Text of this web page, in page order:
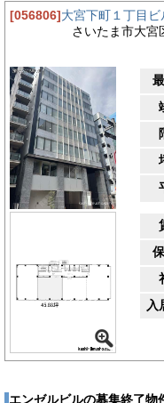
[056806]大宮下町１丁目ビ
さいたま市大宮
入
エンゼルビルの募集終了物